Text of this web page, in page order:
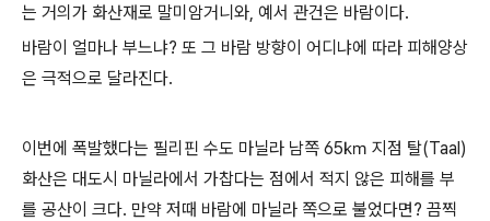
는 거의가 화산재로 말미암거니와, 예서 관건은 바람이다.
바람이 얼마나 부느냐? 또 그 바람 방향이 어디냐에 따라 피해양상
은 극적으로 달라진다.
이번에 폭발했다는 필리핀 수도 마닐라 남쪽 65㎞ 지점 탈(Taal)
화산은 대도시 마닐라에서 가찹다는 점에서 적지 않은 피해를 부
를 공산이 크다. 만약 저때 바람에 마닐라 쪽으로 불었다면? 끔찍